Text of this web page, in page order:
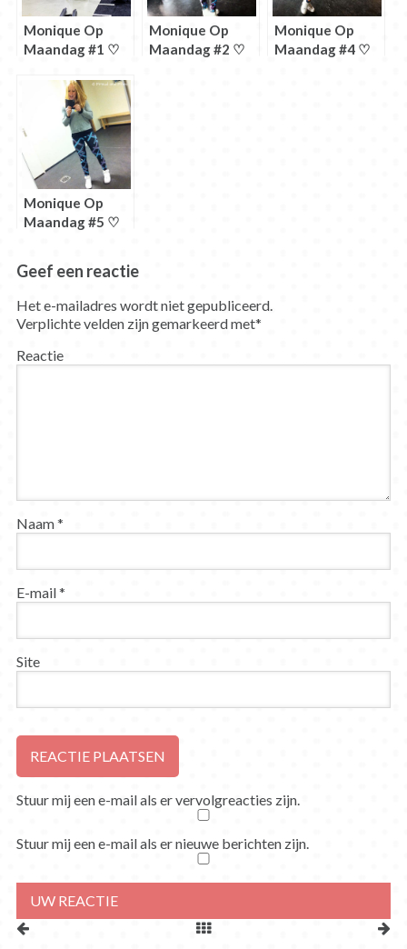
Monique Op
Maandag #1 ♡
Monique Op
Maandag #2 ♡
Monique Op
Maandag #4 ♡
Monique Op
Maandag #5 ♡
Geef een reactie
Het e-mailadres wordt niet gepubliceerd.
Verplichte velden zijn gemarkeerd met*
Reactie
Naam*
E-mail*
Site
Stuur mij een e-mail als er vervolgreacties zijn.
Stuur mij een e-mail als er nieuwe berichten zijn.